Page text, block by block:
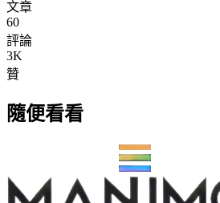
文章
60
評論
3K
贊
隨便看看